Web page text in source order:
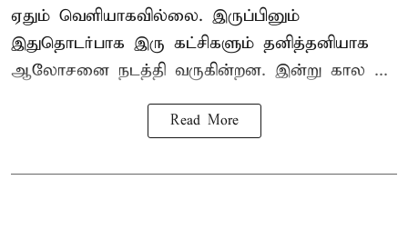
ஏதும் வெளியாகவில்லை. இருப்பினும்
இதுதொடர்பாக இரு கட்சிகளும் தனித்தனியாக
ஆலோசனை நடத்தி வருகின்றன. இன்று கால ...
Read More